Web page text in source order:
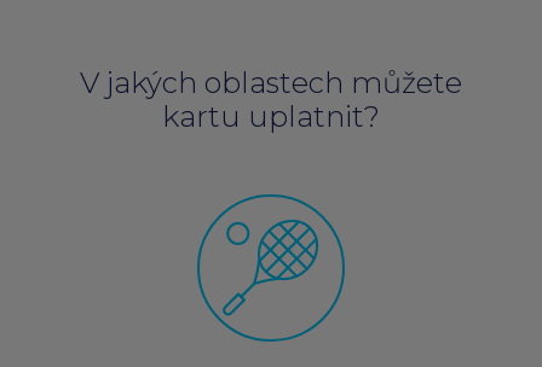
V jakých oblastech můžete
kartu uplatnit?